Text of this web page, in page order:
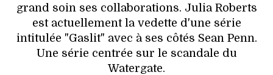
grand soin ses collaborations. Julia Roberts
est actuellement la vedette d'une série
intitulée "Gaslit" avec à ses côtés Sean Penn.
Une série centrée sur le scandale du
Watergate.